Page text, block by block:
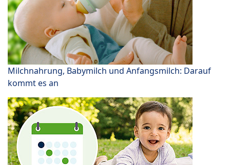
Milchnahrung, Babymilch und Anfangsmilch: Darauf
kommt es an